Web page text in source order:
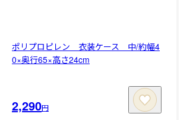
ポリプロピレン 衣装ケース 中/約幅4
0×奥行65×高さ24cm
2,290円